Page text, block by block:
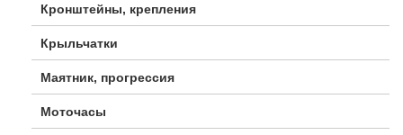
Кронштейны, крепления
Крыльчатки
Маятник, прогрессия
Моточасы